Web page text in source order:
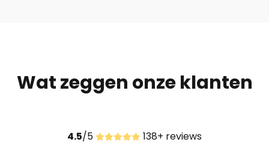
Wat zeggen onze klanten
4.5/5 138+ reviews